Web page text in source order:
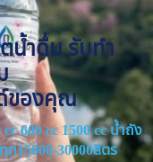
น้ำดื่ม รับทำ
ของคุณ
600 cc 1500 cc น้ำถัง
ก15000-30000ลิตร